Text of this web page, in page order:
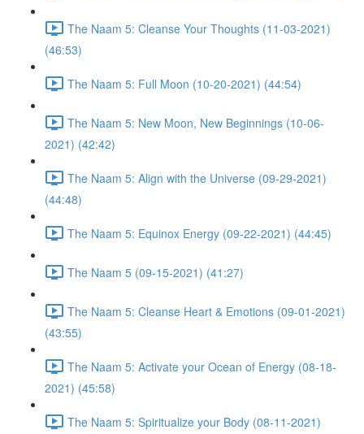
The Naam 5: Cleanse Your Thoughts (11-03-2021)
(46:53)
The Naam 5: Full Moon (10-20-2021) (44:54)
The Naam 5: New Moon, New Beginnings (10-06-
2021) (42:42)
The Naam 5: Align with the Universe (09-29-2021)
(44:48)
The Naam 5: Equinox Energy (09-22-2021) (44:45)
The Naam 5 (09-15-2021) (41:27)
The Naam 5: Cleanse Heart & Emotions (09-01-2021)
(43:55)
The Naam 5: Activate your Ocean of Energy (08-18-
2021) (45:58)
The Naam 5: Spiritualize your Body (08-11-2021)